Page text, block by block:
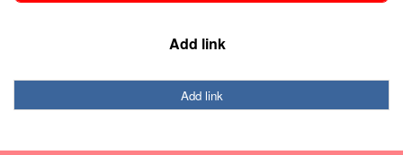
Add link
Add link